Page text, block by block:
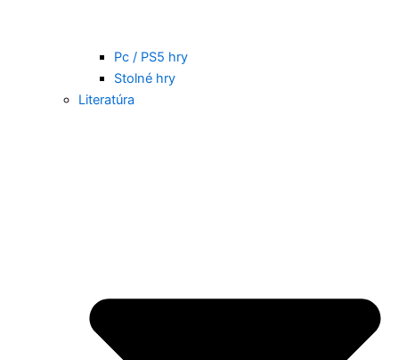
Pc / PS5 hry
Stolné hry
Literatúra